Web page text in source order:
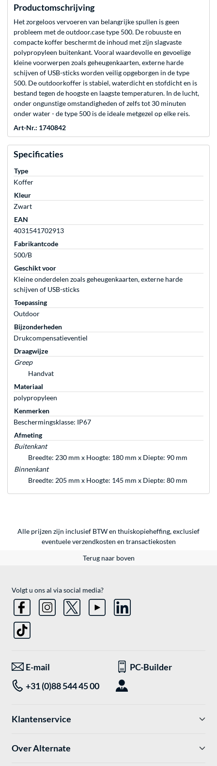
Productomschrijving
Het zorgeloos vervoeren van belangrijke spullen is geen
probleem met de outdoor.case type 500. De robuuste en
compacte koffer beschermt de inhoud met zijn slagvaste
polypropyleen buitenkant. Vooral waardevolle en gevoelige
kleine voorwerpen zoals geheugenkaarten, externe harde
schijven of USB-sticks worden veilig opgeborgen in de type
500. De outdoorkoffer is stabiel, waterdicht en stofdicht en is
bestand tegen de hoogste en laagste temperaturen. In de lucht,
onder ongunstige omstandigheden of zelfs tot 30 minuten
onder water - de type 500 is de ideale metgezel op elke reis.
Art-Nr.: 1740842
Specificaties
Type
Koffer
Kleur
Zwart
EAN
4031541702913
Fabrikantcode
500/B
Geschikt voor
Kleine onderdelen zoals geheugenkaarten, externe harde
schijven of USB-sticks
Toepassing
Outdoor
Bijzonderheden
Drukcompensatieventiel
Draagwijze
Greep
Handvat
Materiaal
polypropyleen
Kenmerken
Beschermingsklasse: IP67
Afmeting
Buitenkant
Breedte: 230 mm x Hoogte: 180 mm x Diepte: 90 mm
Binnenkant
Breedte: 205 mm x Hoogte: 145 mm x Diepte: 80 mm
Alle prijzen zijn inclusief BTW en thuiskopieheffing, exclusief
eventueleverzendkosten en transactiekosten
Terug naar boven
Volgt u ons al via social media?
E-mail
PC-Builder
+31 (0)88 544 45 00
Klantenservice
Over Alternate